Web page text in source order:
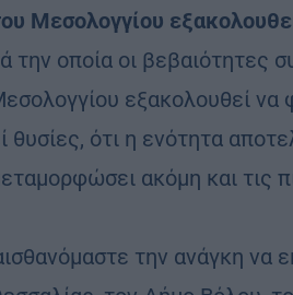
Μεσολογγίου
την οποία οι βεβαιότητες
εξακολουθεί να
θυσίες, ότι η ενότητα
ακόμη και τις
την ανάγκη